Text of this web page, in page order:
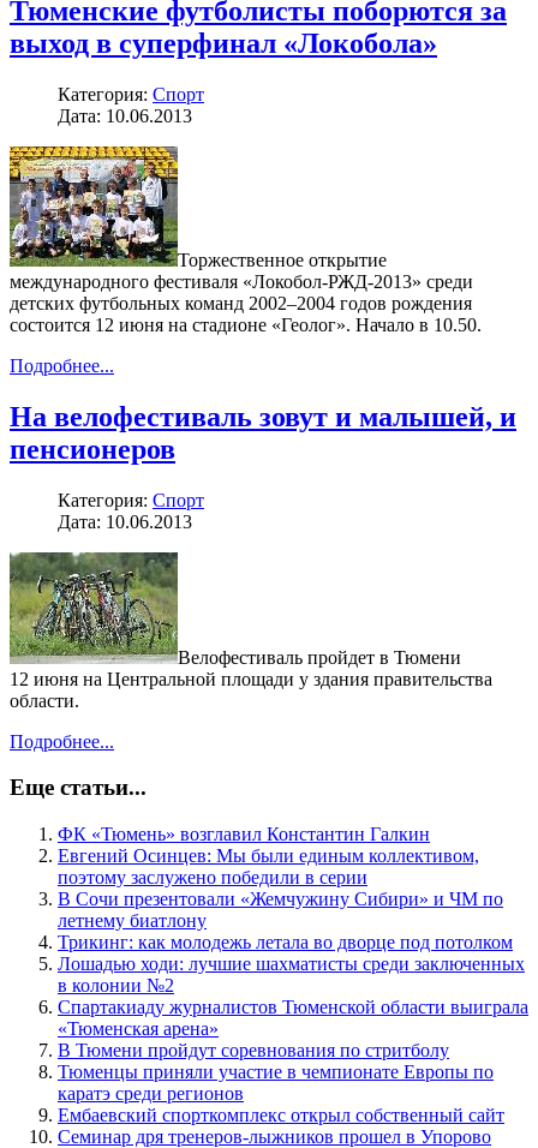
Тюменские футболисты поборются за
выход в суперфинал «Локобола»
Категория: Спорт
Дата: 10.06.2013
Торжественное открытие
международного фестиваля «Локобол-РЖД-2013» среди
детских футбольных команд 2002–2004 годов рождения
состоится 12 июня на стадионе «Геолог». Начало в 10.50.
Подробнее...
На велофестиваль зовут и малышей, и
пенсионеров
Категория: Спорт
Дата: 10.06.2013
Велофестиваль пройдет в Тюмени
12 июня на Центральной площади у здания правительства
области.
Подробнее...
Еще статьи...
ФК «Тюмень» возглавил Константин Галкин
Евгений Осинцев: Мы были единым коллективом,
поэтому заслужено победили в серии
В Сочи презентовали «Жемчужину Сибири» и ЧМ по
летнему биатлону
Трикинг: как молодежь летала во дворце под потолком
Лошадью ходи: лучшие шахматисты среди заключенных
в колонии №2
Спартакиаду журналистов Тюменской области выиграла
«Тюменская арена»
В Тюмени пройдут соревнования по стритболу
Тюменцы приняли участие в чемпионате Европы по
каратэ среди регионов
Ембаевский спорткомплекс открыл собственный сайт
Семинар дря тренеров-лыжников прошел в Упорово